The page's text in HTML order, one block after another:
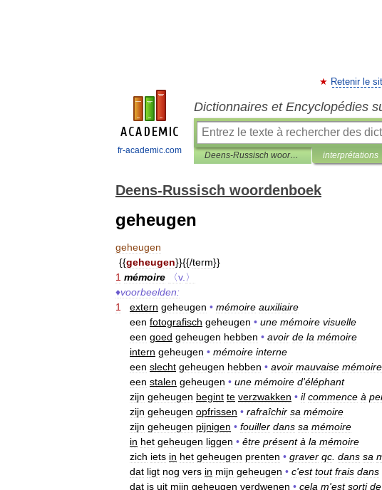
fr-academic.com
Retenir le
Dictionnaires et Encyclopédies
Deens-Russisch woordenboek interprétations
Deens-Russisch woordenboek
geheugen
geheugen
{{geheugen}}{{/term}}
1 mémoire 〈v. 〉
♦voorbeelden:
1
extern geheugen • mémoire auxiliaire
een fotografisch geheugen • une mémoire visuelle
een goed geheugen hebben • avoir de la mémoire
intern geheugen • mémoire interne
een slecht geheugen hebben • avoir mauvaise mémoire
een stalen geheugen • une mémoire d'éléphant
zijn geheugen begint te verzwakken • il commence à
zijn geheugen opfrissen • rafraîchir sa mémoire
zijn geheugen pijnigen • fouiller dans sa mémoire
in het geheugen liggen • être présent à la mémoire
zich iets in het geheugen prenten • graver qc dans sa
dat ligt nog vers in mijn geheugen • c'est tout frais dans
dat is uit mijn geheugen verdwenen • cela m'est sorti de